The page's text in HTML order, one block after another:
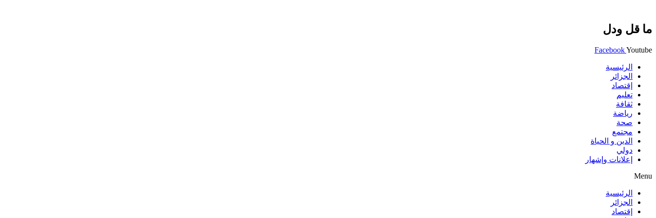
ما قل ودل
FacebookYoutube
الرئيسية
الجزائر
إقتصاد
تعليم
ثقافة
رياضة
صحة
مجتمع
الدين و الحياة
دولي
إعلانات وإشهار
Menu
الرئيسية
الجزائر
إقتصاد